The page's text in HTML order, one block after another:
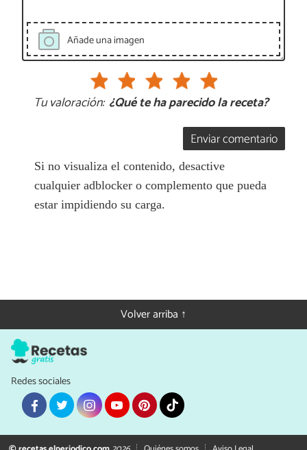
Añade una imagen
Tu valoración: ¿Qué te ha parecido la receta?
Enviar comentario
Si no visualiza el contenido, desactive
cualquier adblocker o complemento que pueda
estar impidiendo su carga.
Volver arriba ↑
Redes sociales